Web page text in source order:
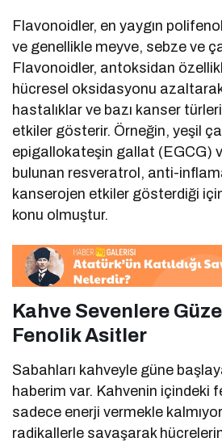
Flavonoidler, en yaygın
ve genellikle meyve, sebze ve
Flavonoidler, antoksidan
hücresel oksidasyonu
hastalıklar ve bazı kanser
etkiler gösterir. Örneğin, yeşil
epigallokateşin gallat (EGCG)
bulunan resveratrol, anti-
kanserojen etkiler gösterdiği
konu olmuştur.
Kahve Sevenlere
Fenolik Asitler
Sabahları kahveyle güne
haberim var. Kahvenin içindeki
sadece enerji vermekle
radikallerle savaşarak